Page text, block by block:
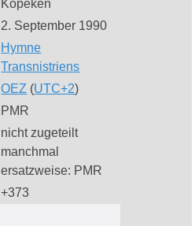
Kopeken
2. September 1990
Hymne
Transnistriens
OEZ (UTC+2)
PMR
nicht zugeteilt
manchmal
ersatzweise: PMR
+373